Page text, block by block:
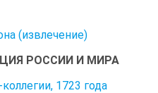
(извлечение)
РОССИИ И МИРА
1723 года